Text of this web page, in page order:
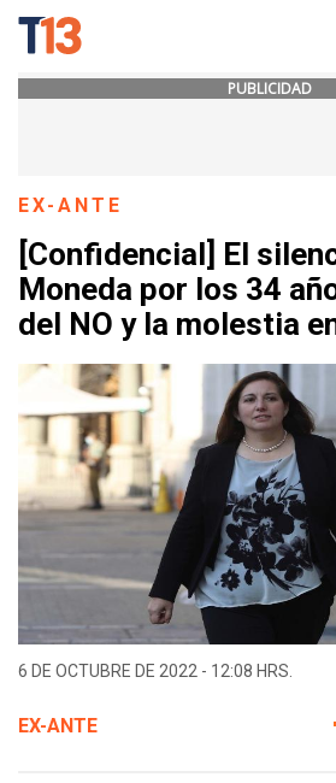
PUBLICIDAD
EX-ANTE
[Confidencial] El
Moneda por los 34
del NO y la molestia
6 DE OCTUBRE DE 2022 - 12:08 HRS.
EX-ANTE